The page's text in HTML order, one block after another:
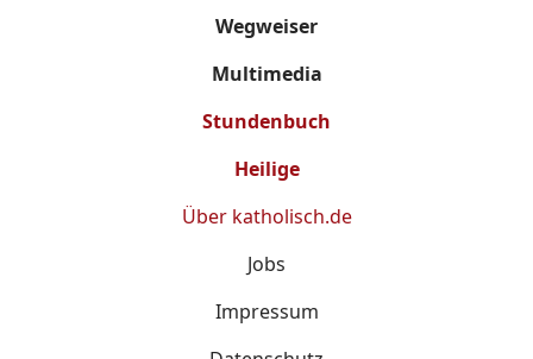
Wegweiser
Multimedia
Stundenbuch
Heilige
Über katholisch.de
Jobs
Impressum